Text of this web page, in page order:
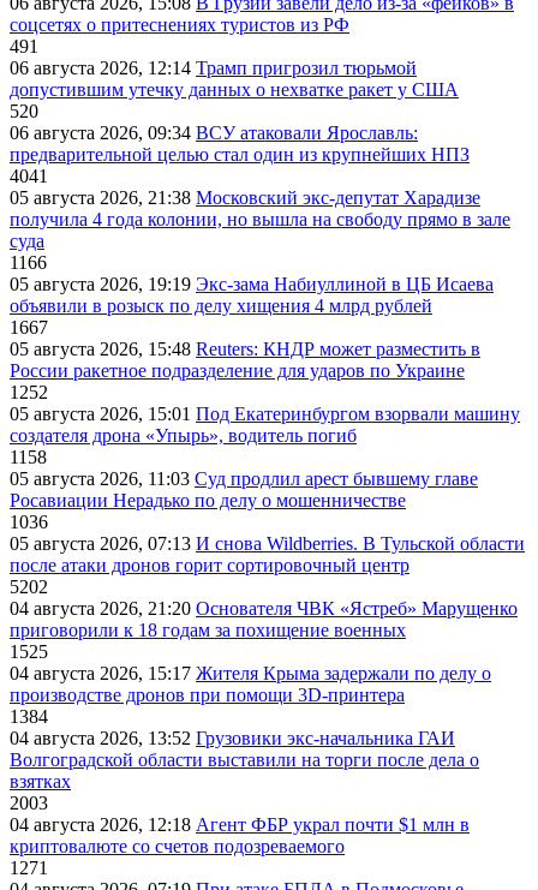
соцсетях о притеснениях туристов из РФ
491
06 августа 2026, 12:14 Трамп пригрозил тюрьмой
допустившим утечку данных о нехватке ракет у США
520
06 августа 2026, 09:34 ВСУ атаковали Ярославль:
предварительной целью стал один из крупнейших НПЗ
4041
05 августа 2026, 21:38 Московский экс-депутат Харадизе
получила 4 года колонии, но вышла на свободу прямо в зале
суда
1166
05 августа 2026, 19:19 Экс-зама Набиуллиной в ЦБ Исаева
объявили в розыск по делу хищения 4 млрд рублей
1667
05 августа 2026, 15:48 Reuters: КНДР может разместить в
России ракетное подразделение для ударов по Украине
1252
05 августа 2026, 15:01 Под Екатеринбургом взорвали машину
создателя дрона «Упырь», водитель погиб
1158
05 августа 2026, 11:03 Суд продлил арест бывшему главе
Росавиации Нерадько по делу о мошенничестве
1036
05 августа 2026, 07:13 И снова Wildberries. В Тульской области
после атаки дронов горит сортировочный центр
5202
04 августа 2026, 21:20 Основателя ЧВК «Ястреб» Марущенко
приговорили к 18 годам за похищение военных
1525
04 августа 2026, 15:17 Жителя Крыма задержали по делу о
производстве дронов при помощи 3D‑принтера
1384
04 августа 2026, 13:52 Грузовики экс-начальника ГАИ
Волгоградской области выставили на торги после дела о
взятках
2003
04 августа 2026, 12:18 Агент ФБР украл почти $1 млн в
криптовалюте со счетов подозреваемого
1271